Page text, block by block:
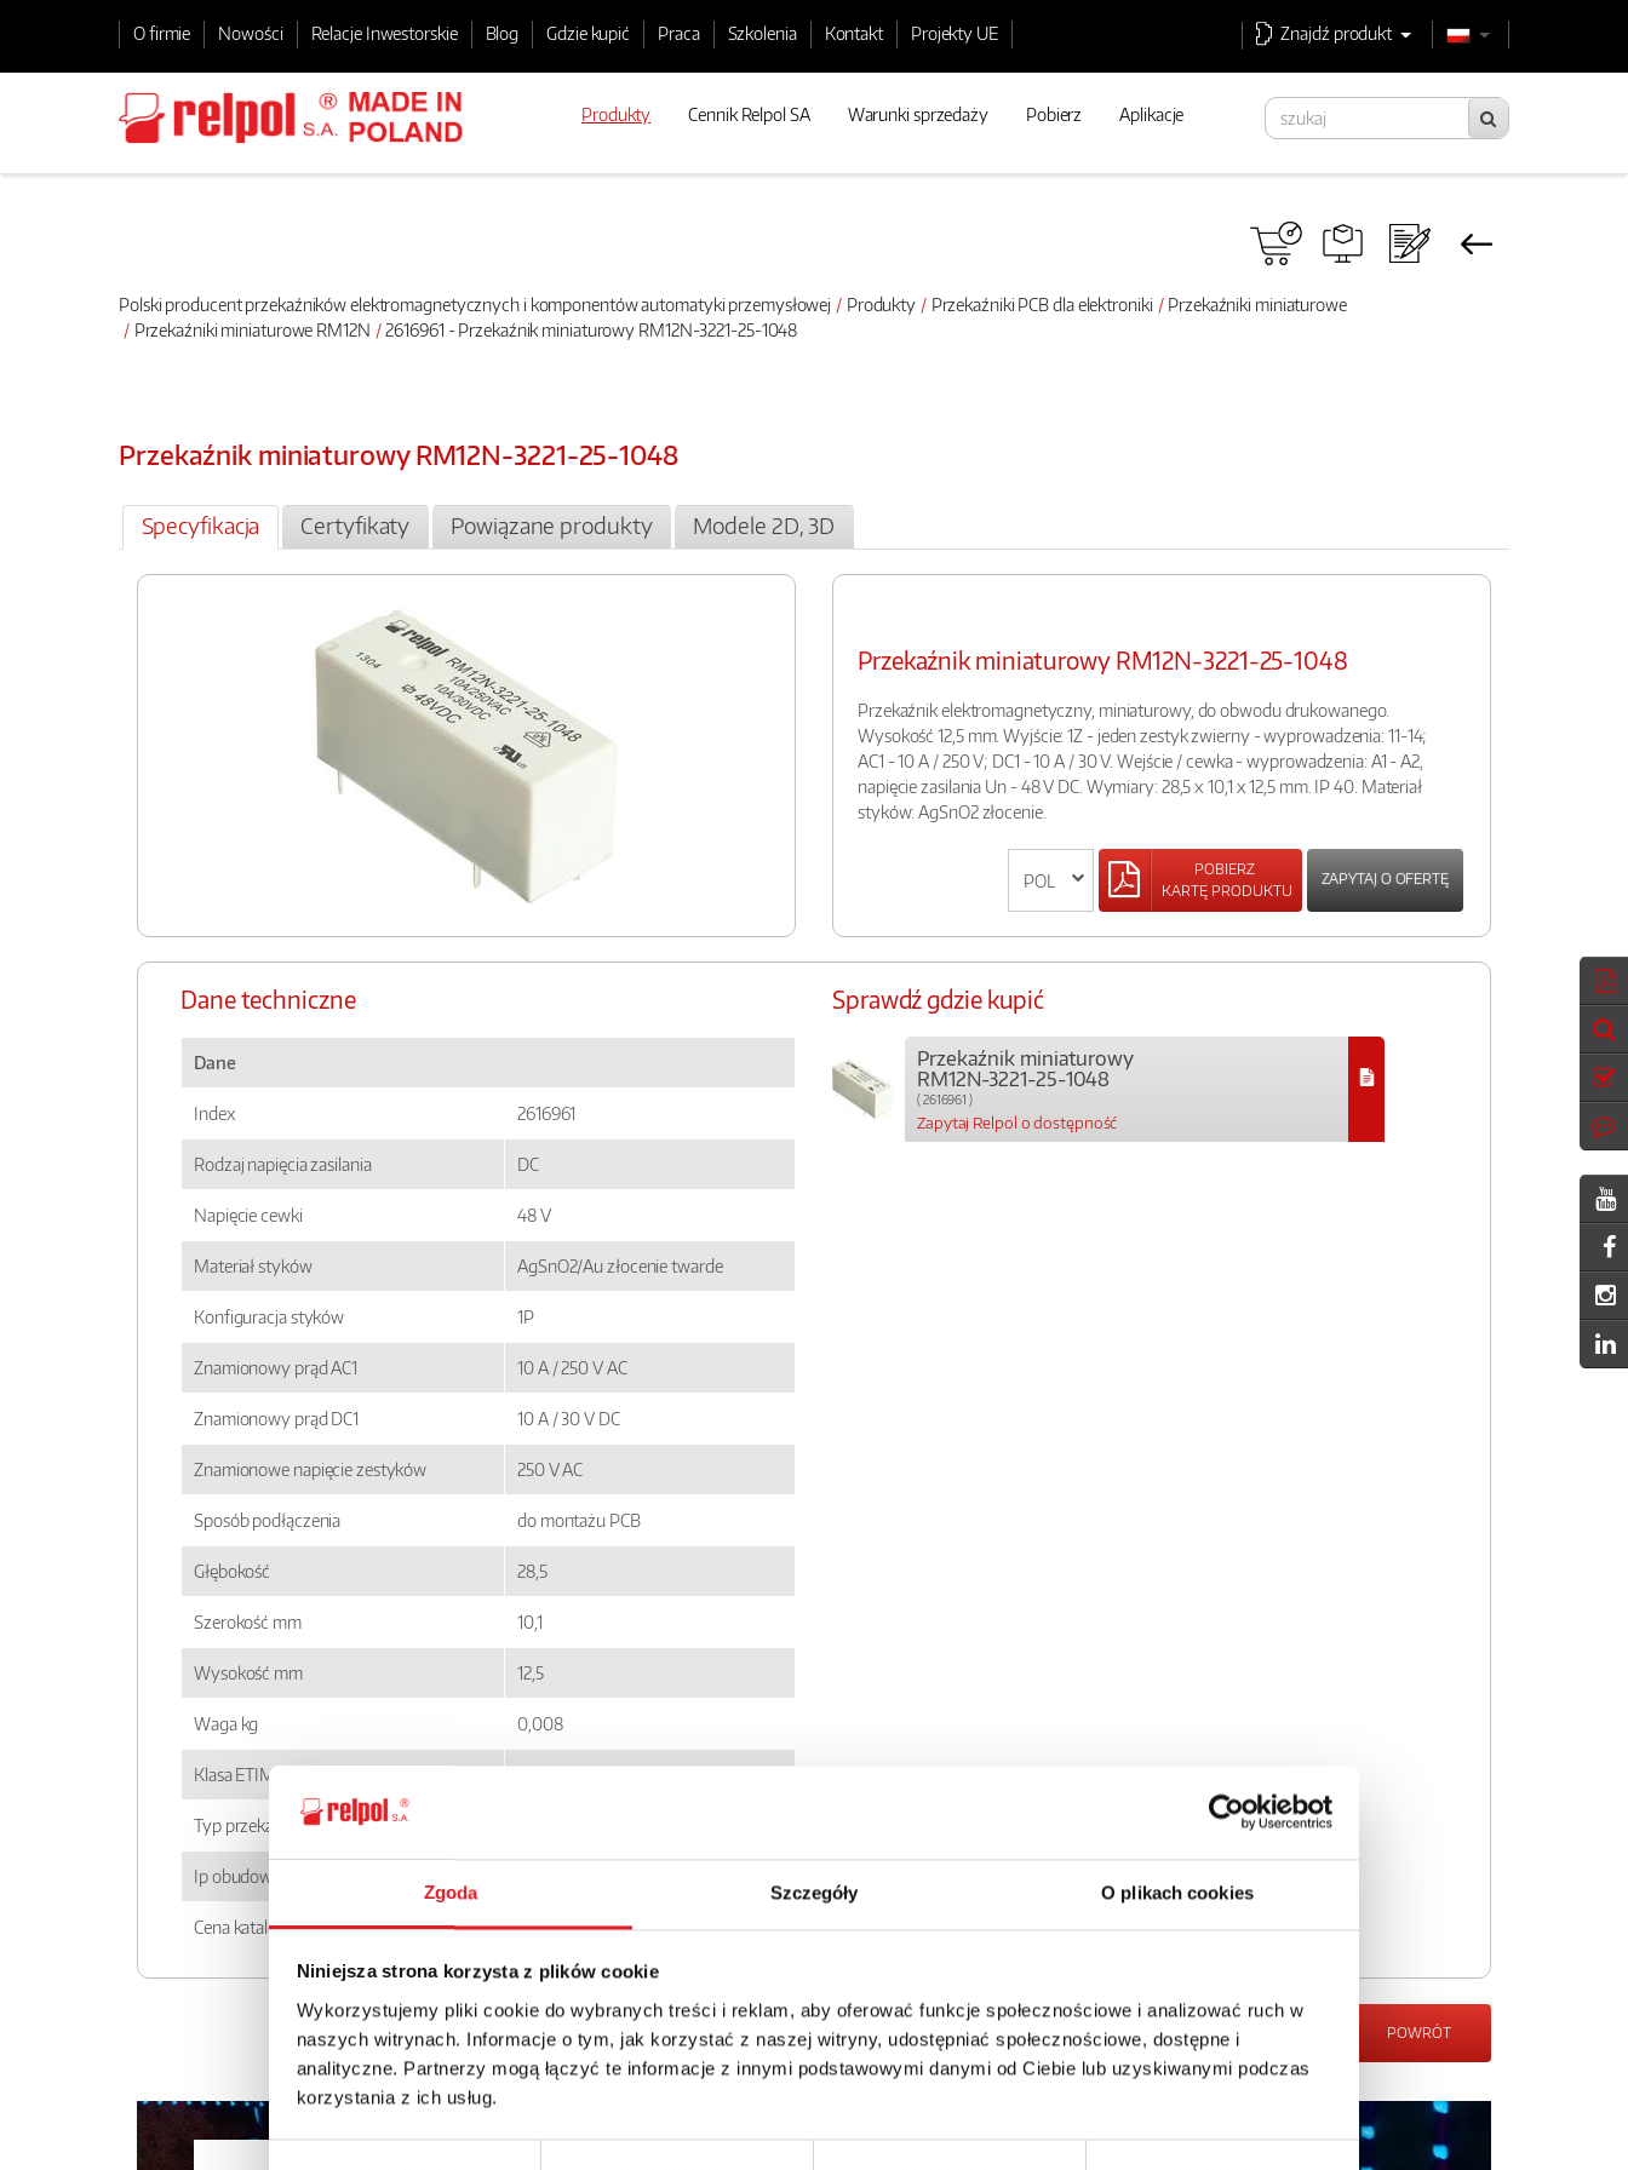
Zgoda Szczegóły O plikach cookies
Niniejsza strona korzysta z plików cookie
Wykorzystujemy pliki cookie do wybranych treści i reklam, aby oferować funkcje społecznościowe i analizować ruch w
naszych witrynach. Informacje o tym, jak korzystać z naszej witryny, udostępniać społecznościowe, dostępne i
analityczne. Partnerzy mogą łączyć te informacje z innymi podstawowymi danymi od Ciebie lub uzyskiwanymi podczas
korzystania z ich usług.
O firmie Nowości Relacje Inwestorskie Blog Gdzie kupić Praca Szkolenia Kontakt Projekty UE Znajdź produkt
Produkty Cennik Relpol SA Warunki sprzedaży Pobierz Aplikacje
Polski producent przekaźników elektromagnetycznych i komponentów automatyki przemysłowej Produkty Przekaźniki PCB dla elektroniki
Przekaźniki miniaturowe
Przekaźniki miniaturowe RM12N
2616961 - Przekaźnik miniaturowy RM12N-3221-25-1048
Przekaźnik miniaturowy RM12N-3221-25-1048
Specyfikacja Certyfikaty Powiązane produkty Modele 2D, 3D
Przekaźnik miniaturowy RM12N-3221-25-1048
Przekaźnik elektromagnetyczny, miniaturowy, do obwodu drukowanego.
Wysokość 12,5 mm. Wyjście: 1Z - jeden zestyk zwierny - wyprowadzenia: 11-14;
AC1 - 10 A / 250 V; DC1 - 10 A / 30 V. Wejście / cewka - wyprowadzenia: A1 - A2,
napięcie zasilania Un - 48 V DC. Wymiary: 28,5 x 10,1 x 12,5 mm. IP 40. Materiał
styków: AgSnO2 złocenie.
POBIERZ
KARTĘ PRODUKTU
ZAPYTAJ O OFERTĘ
Dane techniczne
Dane
Index 2616961
Rodzaj napięcia zasilania DC
Napięcie cewki 48 V
Materiał styków AgSnO2/Au złocenie twarde
Konfiguracja styków 1P
Znamionowy prąd AC1 10 A / 250 V AC
Znamionowy prąd DC1 10 A / 30 V DC
Znamionowe napięcie zestyków 250 V AC
Sposób podłączenia do montażu PCB
Głębokość 28,5
Szerokość mm 10,1
Wysokość mm 12,5
Waga kg 0,008
Klasa ETIM
Typ przekaźnika
Ip obudowy
Cena katalogowa 16.28zł + 23% VAT
Sprawdź gdzie kupić
Przekaźnik miniaturowy
RM12N-3221-25-1048
( 2616961 )
Zapytaj Relpol o dostępność
POWRÓT